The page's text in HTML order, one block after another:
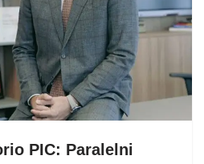
PIC: Paralelni